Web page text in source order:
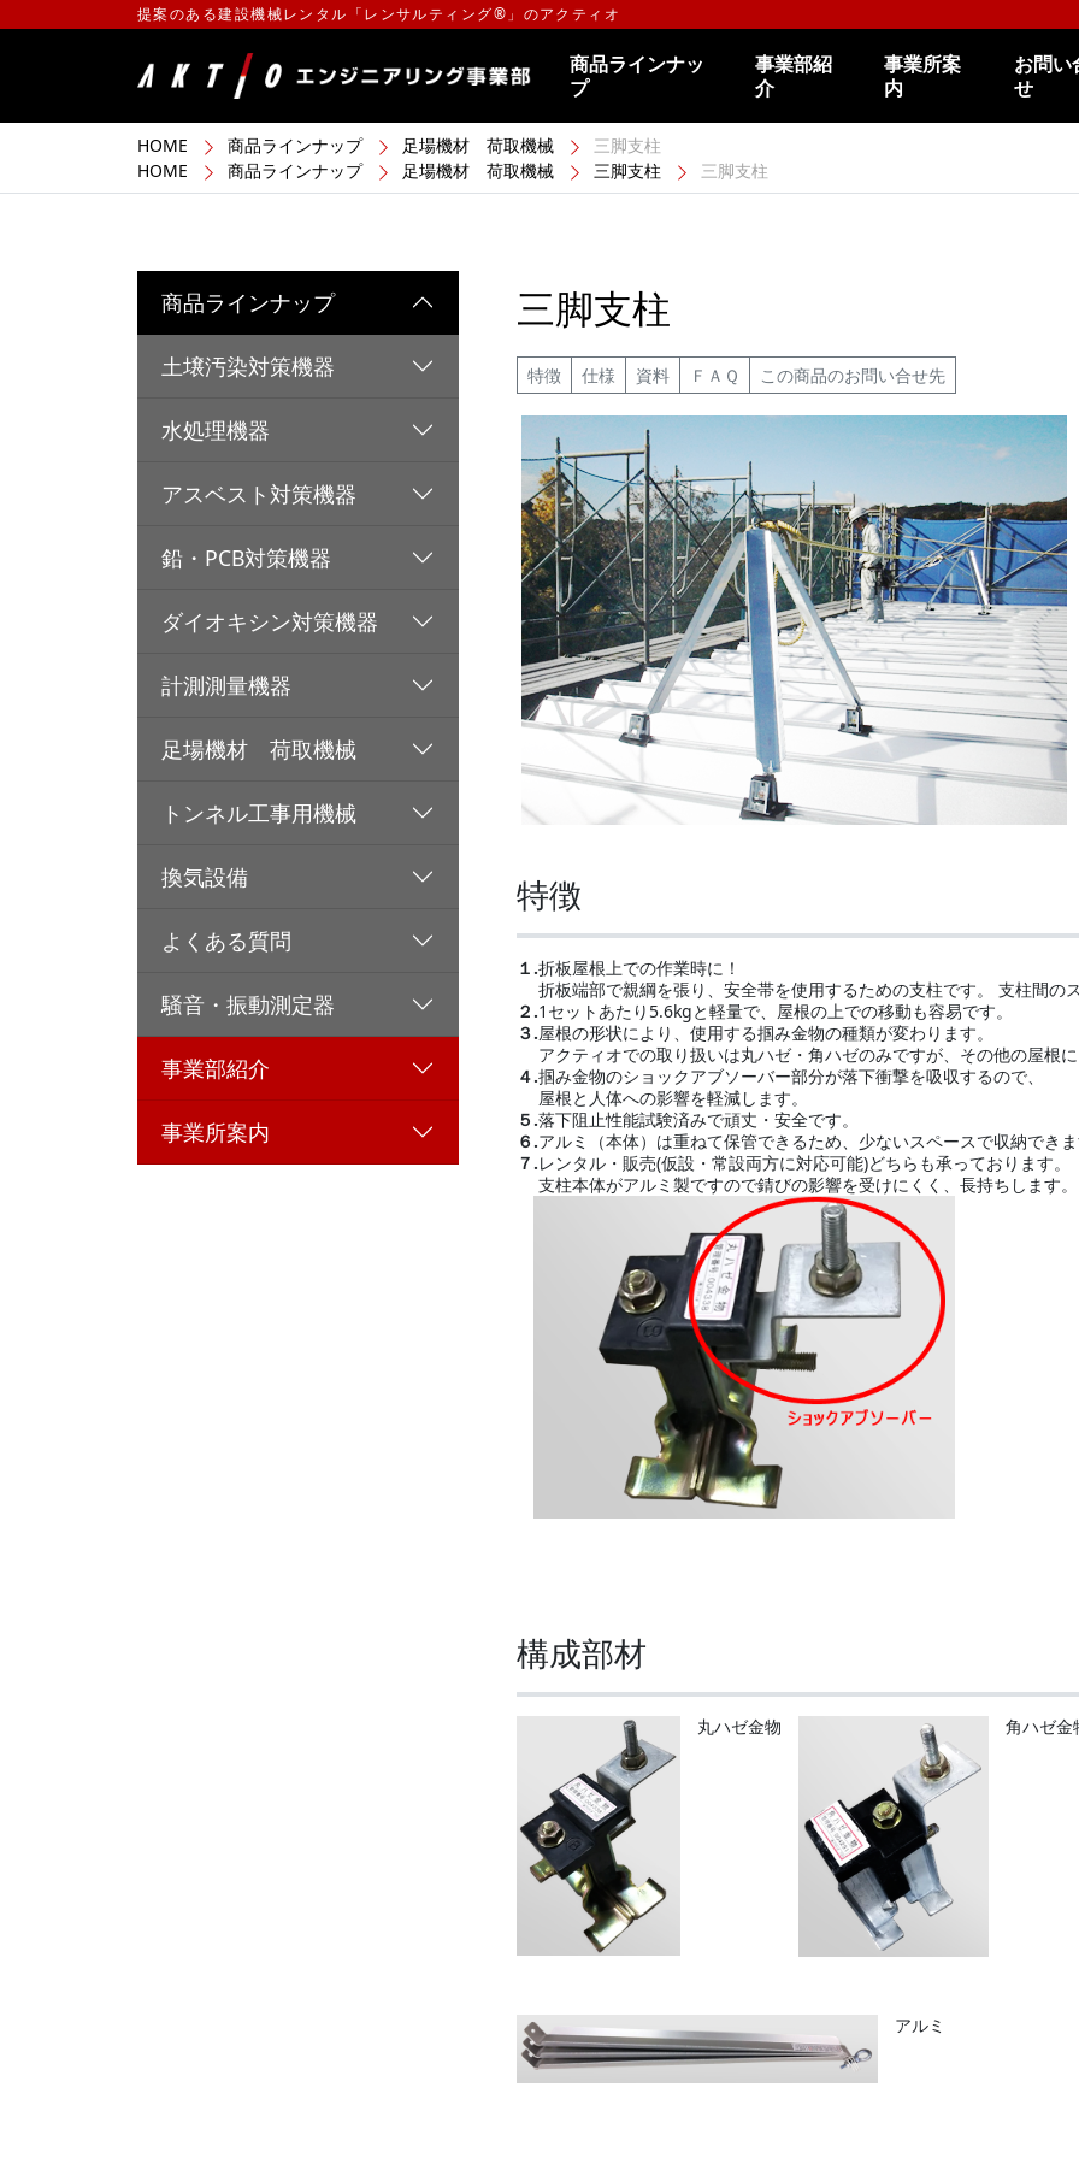
提案のある建設機械レンタル「レンサルティング®」のアクティオ
商品ラインナッ
プ
事業部紹
介
事業所案
内
お問い
せ
HOME 商品ラインナップ 足場機材 荷取機械
三脚支柱
HOME
商品ラインナップ 足場機材 荷取機械 三脚支柱 三脚支柱
三脚支柱
特徴 仕様 資料 ＦＡＱ この商品のお問い合せ先
特徴
１.折板屋根上での作業時に！
折板端部で親綱を張り、安全帯を使用するための支柱です。 支柱間
２.1セットあたり5.6kgと軽量で、屋根の上での移動も容易です。
３.屋根の形状により、使用する掴み金物の種類が変わります。
アクティオでの取り扱いは丸ハゼ・角ハゼのみですが、その他の屋
４.掴み金物のショックアブソーバー部分が落下衝撃を吸収するので、
屋根と人体への影響を軽減します。
５.落下阻止性能試験済みで頑丈・安全です。
６.アルミ（本体）は重ねて保管できるため、少ないスペースで収納で
７.レンタル・販売(仮設・常設両方に対応可能)どちらも承っております。
支柱本体がアルミ製ですので錆びの影響を受けにくく、長持ちしま
構成部材
丸ハゼ金物 角ハゼ金
アルミ
商品ラインナップ
土壌汚染対策機器
水処理機器
アスベスト対策機器
鉛・PCB対策機器
ダイオキシン対策機器
計測測量機器
足場機材 荷取機械
トンネル工事用機械
換気設備
よくある質問
騒音・振動測定器
事業部紹介
事業所案内